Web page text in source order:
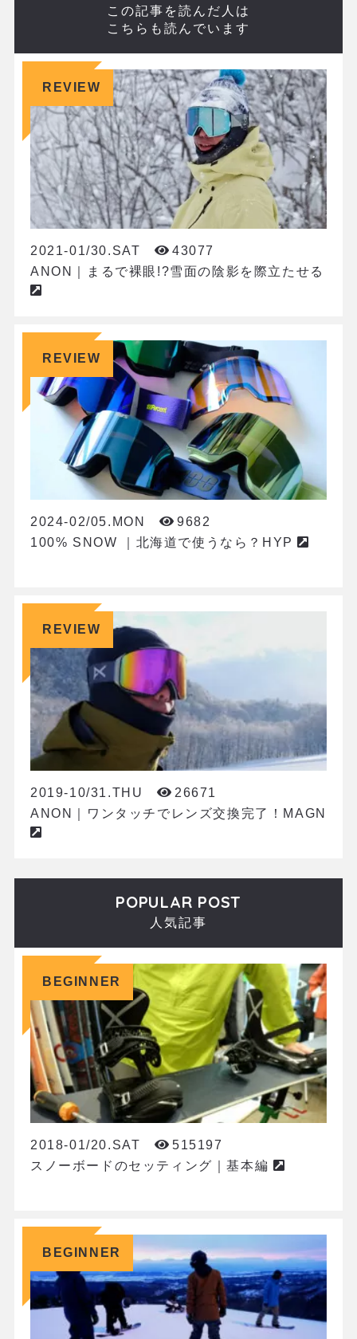
この記事を読んだ人は
こちらも読んでいます
REVIEW
2021-01/30.SAT
43077
ANON｜まるで裸眼!?雪面の陰影を際立たせる
REVIEW
2024-02/05.MON
9682
100% SNOW ｜北海道で使うなら？HYP
REVIEW
2019-10/31.THU
26671
ANON｜ワンタッチでレンズ交換完了！MAGN
POPULAR POST
人気記事
BEGINNER
2018-01/20.SAT
515197
スノーボードのセッティング｜基本編
BEGINNER